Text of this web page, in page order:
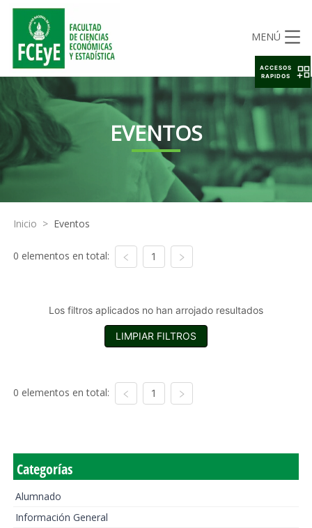
MENÚ
EVENTOS
Inicio > Eventos
0 elementos en total: 1
Los filtros aplicados no han arrojado resultados
LIMPIAR FILTROS
0 elementos en total: 1
Categorías
Alumnado
Información General
ACCESOS
RAPIDOS